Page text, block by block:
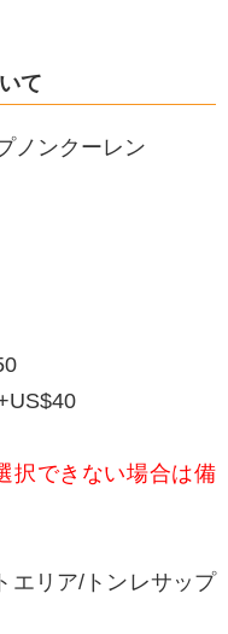
て
ノンクーレン
択できない場合は備
エリア/トンレサップ